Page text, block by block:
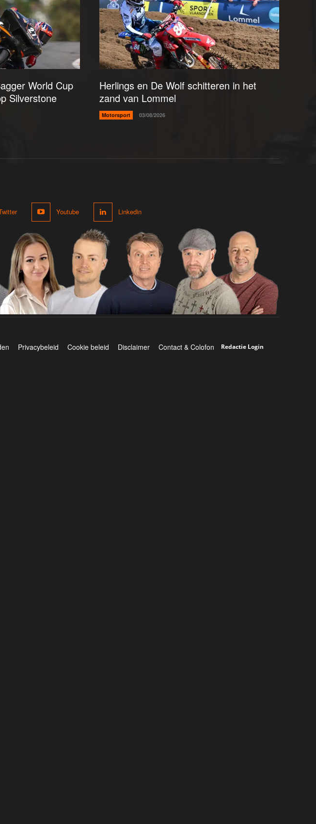
World Cup
Silverstone
Herlings en De Wolf schitteren in het
zand van Lommel
Motorsport 03/08/2026
Youtube Linkedin
Privacybeleid Cookie beleid Disclaimer Contact & Colofon Redactie Login